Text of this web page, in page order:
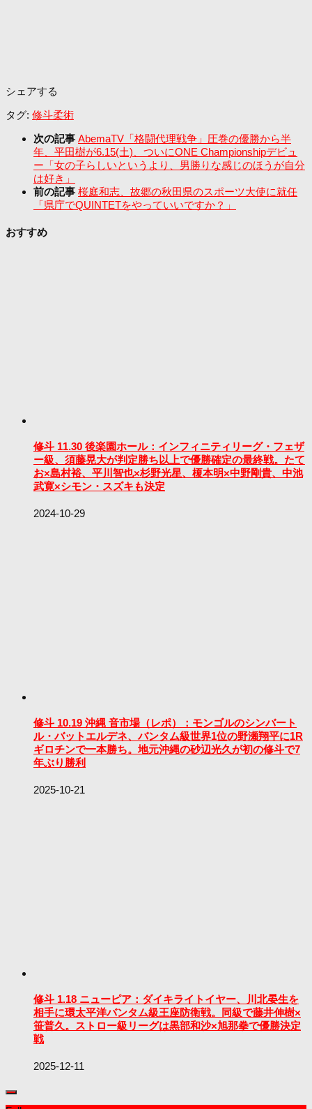
シェアする
タグ: 修斗柔術
次の記事 AbemaTV「格闘代理戦争」圧巻の優勝から半
年、平田樹が6.15(土)、ついにONE Championshipデビュ
ー「女の子らしいというより、男勝りな感じのほうが自分
は好き」
前の記事 桜庭和志、故郷の秋田県のスポーツ大使に就任
「県庁でQUINTETをやっていいですか？」
おすすめ
修斗 11.30 後楽園ホール：インフィニティリーグ・フェザ
ー級、須藤晃大が判定勝ち以上で優勝確定の最終戦。たて
お×島村裕、平川智也×杉野光星、榎本明×中野剛貴、中池
武寛×シモン・スズキも決定
2024-10-29
修斗 10.19 沖縄 音市場（レポ）：モンゴルのシンバート
ル・バットエルデネ、バンタム級世界1位の野瀬翔平に1R
ギロチンで一本勝ち。地元沖縄の砂辺光久が初の修斗で7
年ぶり勝利
2025-10-21
修斗 1.18 ニューピア：ダイキライトイヤー、川北晏生を
相手に環太平洋バンタム級王座防衛戦。同級で藤井伸樹×
笹普久。ストロー級リーグは黒部和沙×旭那拳で優勝決定
戦
2025-12-11